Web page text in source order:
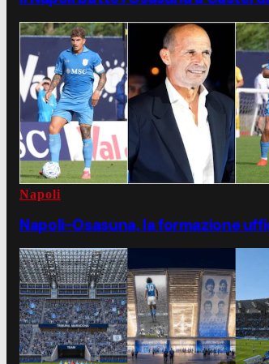
Napoli
Napoli-Osasuna, la formazione